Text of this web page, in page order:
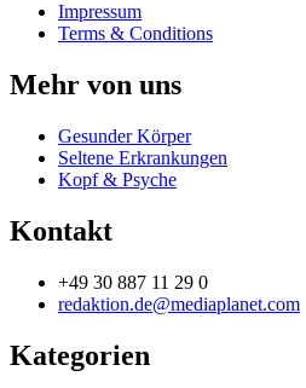
Impressum
Terms & Conditions
Mehr von uns
Gesunder Körper
Seltene Erkrankungen
Kopf & Psyche
Kontakt
+49 30 887 11 29 0
redaktion.de@mediaplanet.com
Kategorien